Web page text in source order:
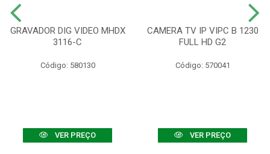
GRAVADOR DIG VIDEO MHDX
3116-C
Código: 580130
VER PREÇO
CAMERA TV IP VIPC B 1230
FULL HD G2
Código: 570041
VER PREÇO